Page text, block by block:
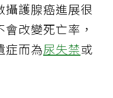
攝護腺癌進展很
改變死亡率，
症而為尿失禁或